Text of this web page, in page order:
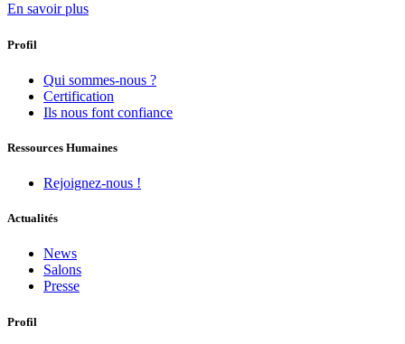
En savoir plus
Profil
Qui sommes-nous ?
Certification
Ils nous font confiance
Ressources Humaines
Rejoignez-nous !
Actualités
News
Salons
Presse
Profil